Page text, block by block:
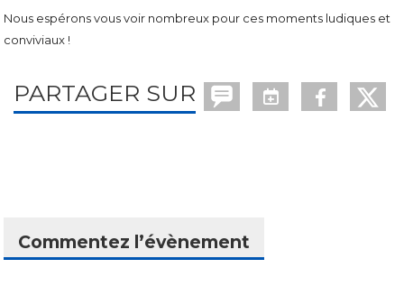
Nous espérons vous voir nombreux pour ces moments ludiques et
conviviaux !
PARTAGER SUR
Commentez l’évènement